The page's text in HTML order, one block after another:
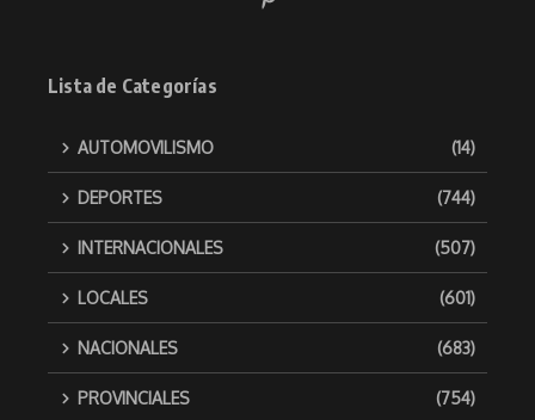
Lista de Categorías
AUTOMOVILISMO (14)
DEPORTES (744)
INTERNACIONALES (507)
LOCALES (601)
NACIONALES (683)
PROVINCIALES (754)